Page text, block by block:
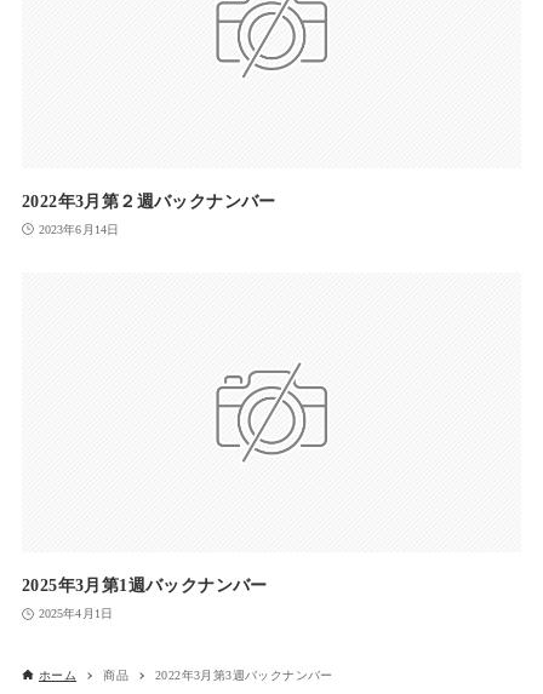
2022年3月第２週バックナンバー
2023年6月14日
2025年3月第1週バックナンバー
2025年4月1日
ホーム 商品 2022年3月第3週バックナンバー